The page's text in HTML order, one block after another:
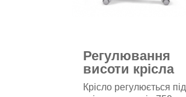
Регулювання
висоти крісла
Крісло регулюється під